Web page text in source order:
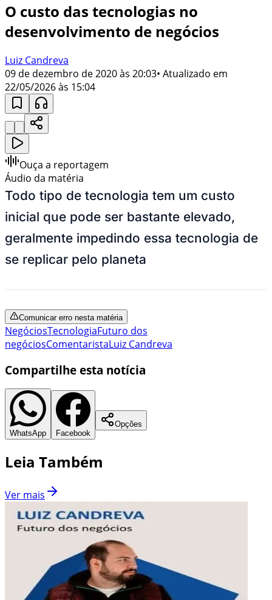
O custo das tecnologias no
desenvolvimento de negócios
Luiz Candreva
09 de dezembro de 2020 às 20:03• Atualizado em
22/05/2026 às 15:04
Ouça a reportagem
Áudio da matéria
Todo tipo de tecnologia tem um custo
inicial que pode ser bastante elevado,
geralmente impedindo essa tecnologia de
se replicar pelo planeta
Comunicar erro nesta matéria
NegóciosTecnologiaFuturo dos
negóciosComentaristaLuiz Candreva
Compartilhe esta notícia
WhatsApp Facebook
Opções
Leia Também
Ver mais